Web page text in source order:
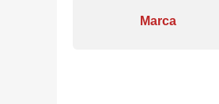
Marca